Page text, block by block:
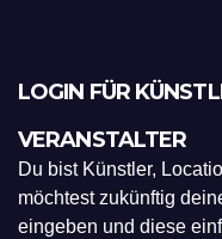
LOGIN FÜR
VERANSTALTER
Du bist Künstler,
möchtest zukünftig
eingeben und diese